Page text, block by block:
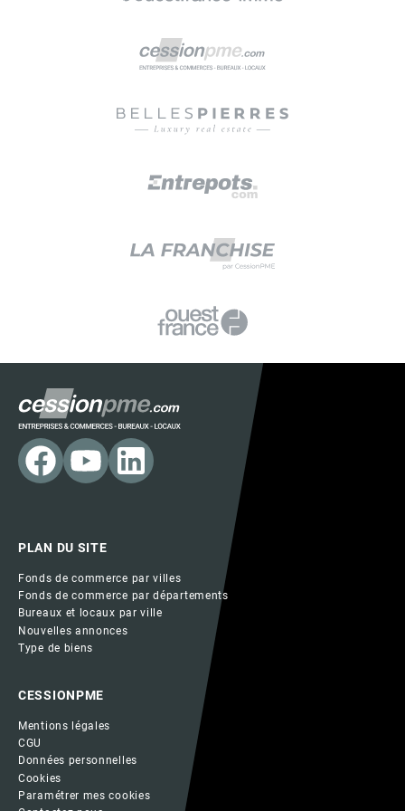
PLAN DU SITE
Fonds de commerce par villes
Fonds de commerce par départements
Bureaux et locaux par ville
Nouvelles annonces
Type de biens
CESSIONPME
Mentions légales
CGU
Données personnelles
Cookies
Paramétrer mes cookies